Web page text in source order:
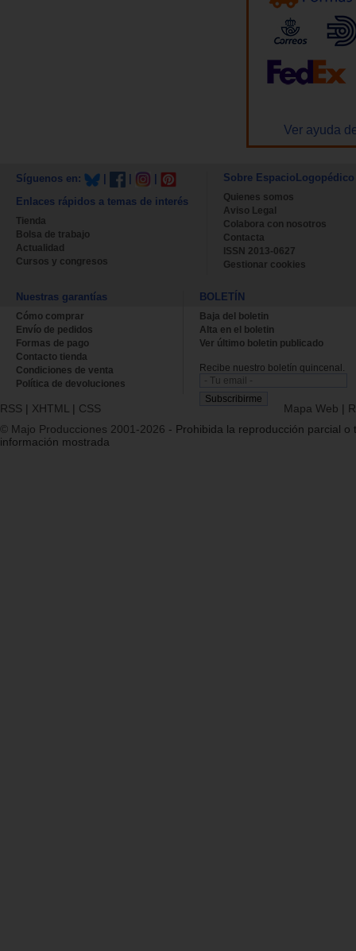
Ver ayuda
Síguenos en:
Enlaces rápidos a temas de interés
Tienda
Bolsa de trabajo
Actualidad
Cursos y congresos
Sobre EspacioLogopédico
Quienes somos
Aviso Legal
Colabora con nosotros
Contacta
ISSN 2013-0627
Gestionar cookies
Nuestras garantías
Cómo comprar
Envío de pedidos
Formas de pago
Contacto tienda
Condiciones de venta
Política de devoluciones
BOLETÍN
Baja del boletin
Alta en el boletin
Ver último boletin publicado
Recibe nuestro boletín quincenal.
RSS | XHTML | CSS Mapa Web |
© Majo Producciones 2001-2026 - Prohibida la reproducción parcial o
información mostrada